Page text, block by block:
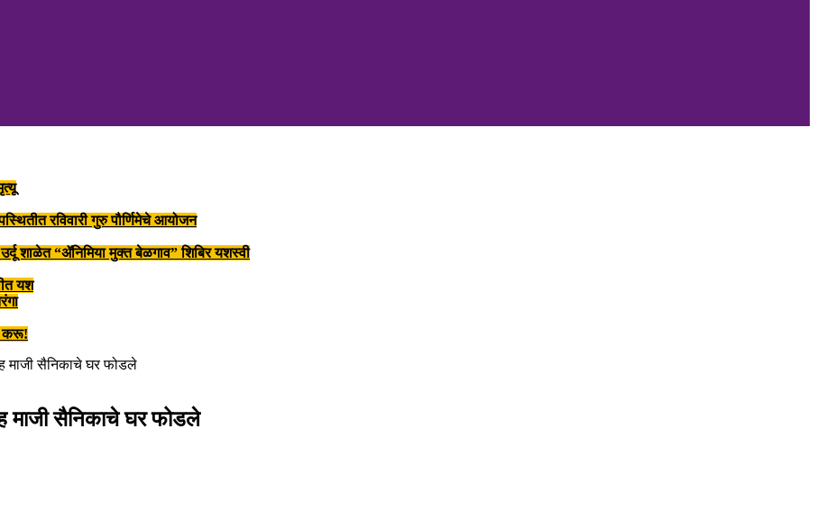
रविवारी गुरु पौर्णिमेचे आयोजन
शाळेत “ॲनिमिया मुक्त बेळगाव” शिबिर यशस्वी
यश
करू!
माजी सैनिकाचे घर फोडले
माजी सैनिकाचे घर फोडले